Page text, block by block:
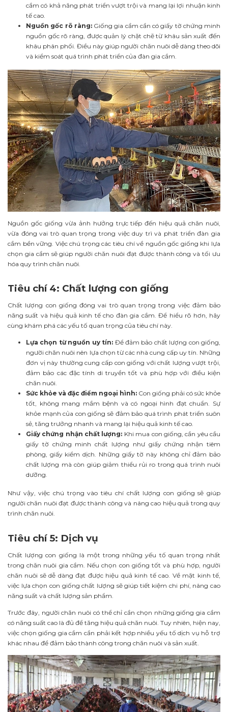
cầm có khả năng phát triển vượt trội và mang lại lợi nhuận kinh
tế cao.
Nguồn gốc rõ ràng:Giống gia cầm cần có giấy tờ chứng minh
nguồn gốc rõ ràng, được quản lý chặt chẽ từ khâu sản xuất đến
khâu phân phối. Điều này giúp người chăn nuôi dễ dàng theo dõi
và kiểm soát quá trình phát triển của đàn gia cầm.
Nguồn gốc giống vừa ảnh hưởng trực tiếp đến hiệu quả chăn nuôi,
vừa đóng vai trò quan trọng trong việc duy trì và phát triển đàn gia
cầm bền vững. Việc chú trọng các tiêu chí về nguồn gốc giống khi lựa
chọn gia cầm sẽ giúp người chăn nuôi đạt được thành công và tối ưu
hóa quy trình chăn nuôi.
Tiêu chí 4: Chất lượng con giống
Chất lượng con giống đóng vai trò quan trọng trong việc đảm bảo
năng suất và hiệu quả kinh tế cho đàn gia cầm. Để hiểu rõ hơn, hãy
cùng khám phá các yếu tố quan trọng của tiêu chí này.
Lựa chọn từ nguồn uy tín: Để đảm bảo chất lượng con giống,
người chăn nuôi nên lựa chọn từ các nhà cung cấp uy tín. Những
đơn vị này thường cung cấp con giống với chất lượng vượt trội,
đảm bảo các đặc tính di truyền tốt và phù hợp với điều kiện
chăn nuôi.
Sức khỏe và đặc điểm ngoại hình: Con giống phải có sức khỏe
tốt, không mang mầm bệnh và có ngoại hình đạt chuẩn. Sự
khỏe mạnh của con giống sẽ đảm bảo quá trình phát triển suôn
sẻ, tăng trưởng nhanh và mang lại hiệu quả kinh tế cao.
Giấy chứng nhận chất lượng: Khi mua con giống, cần yêu cầu
giấy tờ chứng minh chất lượng như giấy chứng nhận tiêm
phòng, giấy kiểm dịch. Những giấy tờ này không chỉ đảm bảo
chất lượng mà còn giúp giảm thiểu rủi ro trong quá trình nuôi
dưỡng.
Như vậy, việc chú trọng vào tiêu chí chất lượng con giống sẽ giúp
người chăn nuôi đạt được thành công và nâng cao hiệu quả trong quy
trình chăn nuôi.
Tiêu chí 5: Dịch vụ
Chất lượng con giống là một trong những yếu tố quan trọng nhất
trong chăn nuôi gia cầm. Nếu chọn con giống tốt và phù hợp, người
chăn nuôi sẽ dễ dàng đạt được hiệu quả kinh tế cao. Về mặt kinh tế,
việc lựa chọn con giống chất lượng sẽ giúp tiết kiệm chi phí, nâng cao
năng suất và chất lượng sản phẩm.
Trước đây, người chăn nuôi có thể chỉ cần chọn những giống gia cầm
có năng suất cao là đủ để tăng hiệu quả chăn nuôi. Tuy nhiên, hiện nay,
việc chọn giống gia cầm cần phải kết hợp nhiều yếu tố dịch vụ hỗ trợ
khác nhau để đảm bảo thành công trong chăn nuôi và sản xuất.